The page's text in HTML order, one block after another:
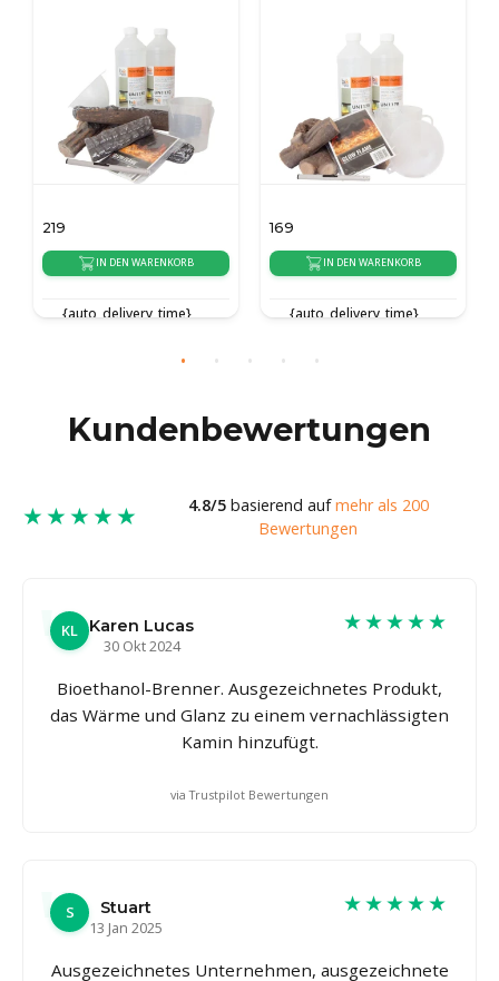
WARENKORB IN DEN WARENKORB
{auto_delivery_time}
IN DEN
Kundenbewertungen
★★★★★ 4.8/5basierend aufmehr als 200
Bewertungen
KL
Karen Lucas
30 Okt 2024
★★★★★
Bioethanol-Brenner. Ausgezeichnetes Produkt,
das Wärme und Glanz zu einem vernachlässigten
Kamin hinzufügt.
via Trustpilot Bewertungen
S
Stuart
13 Jan 2025
★★★★★
Ausgezeichnetes Unternehmen, ausgezeichnete